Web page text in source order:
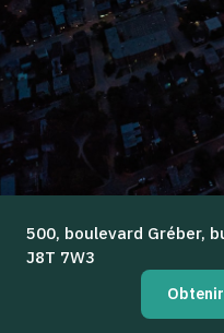
500, boulevard Gréber,
J8T 7W3